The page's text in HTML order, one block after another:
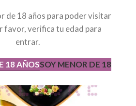
de 18 años para poder visitar
favor, verifica tu edad para
entrar.
18 AÑOSSOY MENOR DE 18